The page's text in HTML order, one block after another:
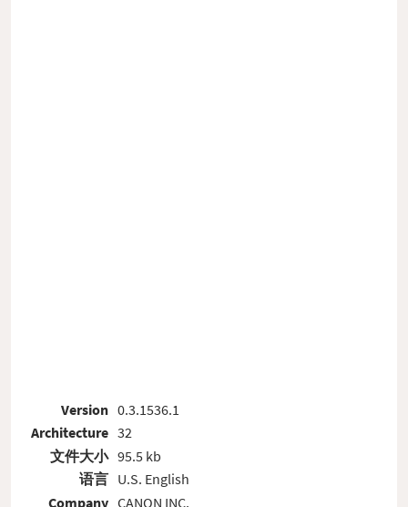
Version
Architecture
文件大小
语言
Company
0.3.1536.1
32
95.5 kb
U.S. English
CANON INC.